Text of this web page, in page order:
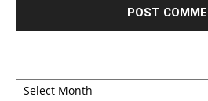
Archives